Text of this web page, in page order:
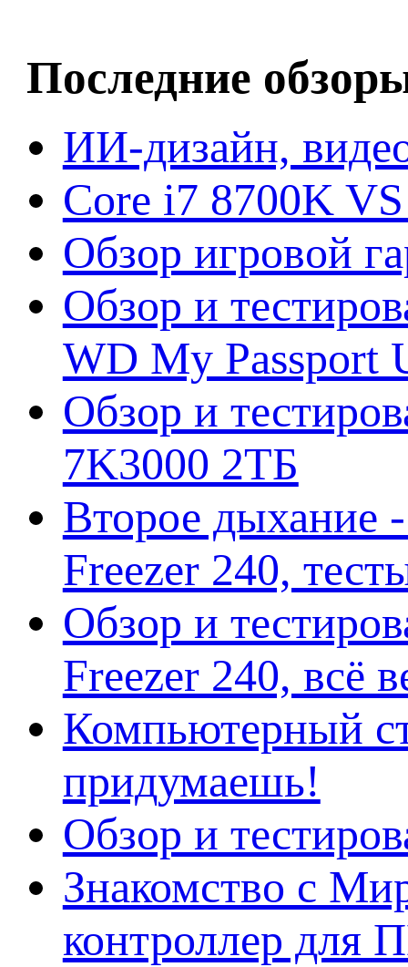
Последние
ИИ-дизайн,
Core i7 8700K
Обзор игровой
Обзор и
WD My Passport
Обзор и
7K3000 2ТБ
Второе дыхание
Freezer 240,
Обзор и
Freezer 240, всё
Компьютерный
придумаешь!
Обзор и
Знакомство с
контроллер для